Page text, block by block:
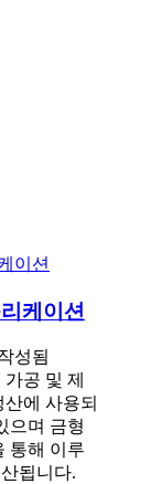
케이션
성됨
공 및 제
에 사용되
으며 금형
통해 이루
됩니다.